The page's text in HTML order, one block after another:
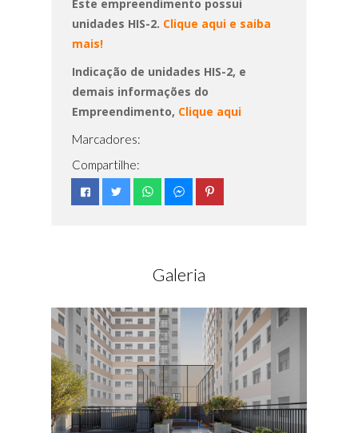
Este empreendimento possui
unidades HIS-2. Clique aqui e saiba
mais!
Indicação de unidades HIS-2, e
demais informações do
Empreendimento, Clique aqui
Marcadores:
Compartilhe:
Galeria